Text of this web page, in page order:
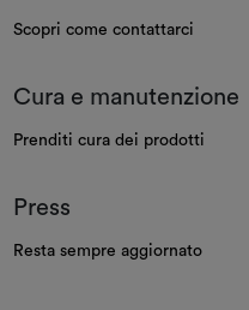
Scopri come contattarci
Cura e manutenzione
Prenditi cura dei prodotti
Press
Resta sempre aggiornato